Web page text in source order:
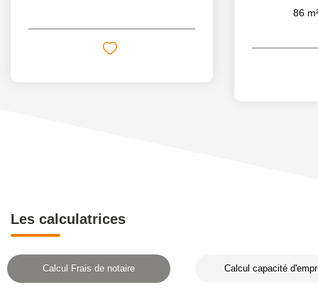
86
Les calculatrices
Calcul Frais de notaire Calcul capacité